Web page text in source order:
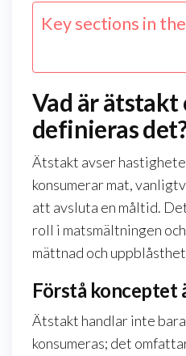
Key sections in
Vad är ätstakt
definieras
Ätstakt avser
konsumerar mat,
att avsluta en måltid.
roll i matsmältningen
mättnad och
Förstå konceptet
Ätstakt handlar inte
konsumeras; det